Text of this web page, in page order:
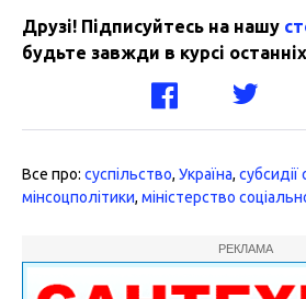
Друзі! Підписуйтесь на нашу
будьте завжди в курсі
Все про: суспільство, Україна, субсидії
мінсоцполітики, міністерство
РЕКЛАМА